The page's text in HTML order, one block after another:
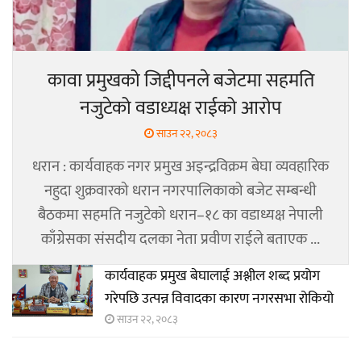
कावा प्रमुखको जिद्दीपनले बजेटमा सहमति
नजुटेको वडाध्यक्ष राईको आरोप
साउन २२, २०८३
धरान : कार्यवाहक नगर प्रमुख अइन्द्रविक्रम बेघा व्यवहारिक
नहुदा शुक्रवारको धरान नगरपालिकाको बजेट सम्बन्धी
बैठकमा सहमति नजुटेको धरान–१८ का वडाध्यक्ष नेपाली
काँग्रेसका संसदीय दलका नेता प्रवीण राईले बताएक ...
कार्यवाहक प्रमुख बेघालाई अश्लील शब्द प्रयोग
गरेपछि उत्पन्न विवादका कारण नगरसभा रोकियो
साउन २२, २०८३